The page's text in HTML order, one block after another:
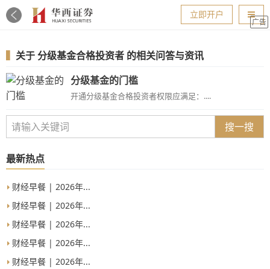
导航
立即开户
广告
关于分级基金合格投资者 的相关问答与资讯
分级基金的门槛
开通分级基金合格投资者​权限应满足：....
搜一搜
最新热点
财经早餐 | 2026年...
财经早餐 | 2026年...
财经早餐 | 2026年...
财经早餐 | 2026年...
财经早餐 | 2026年...